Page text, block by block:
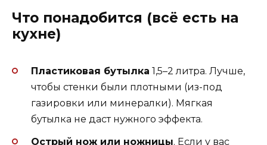
Что понадобится (всё есть на
кухне)
Пластиковая бутылка 1,5–2 литра. Лучше,
чтобы стенки были плотными (из-под
газировки или минералки). Мягкая
бутылка не даст нужного эффекта.
Острый нож или ножницы. Если у вас